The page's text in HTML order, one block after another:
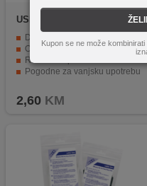
Kupon se ne može
USE
Dimenzija: 3,5mm x 150mm
Otpornost na kiseline, lužine i UV zračenje
Radna temperatura: -35 do 85 ° C
Pogodne za vanjsku upotrebu
2,60 KM